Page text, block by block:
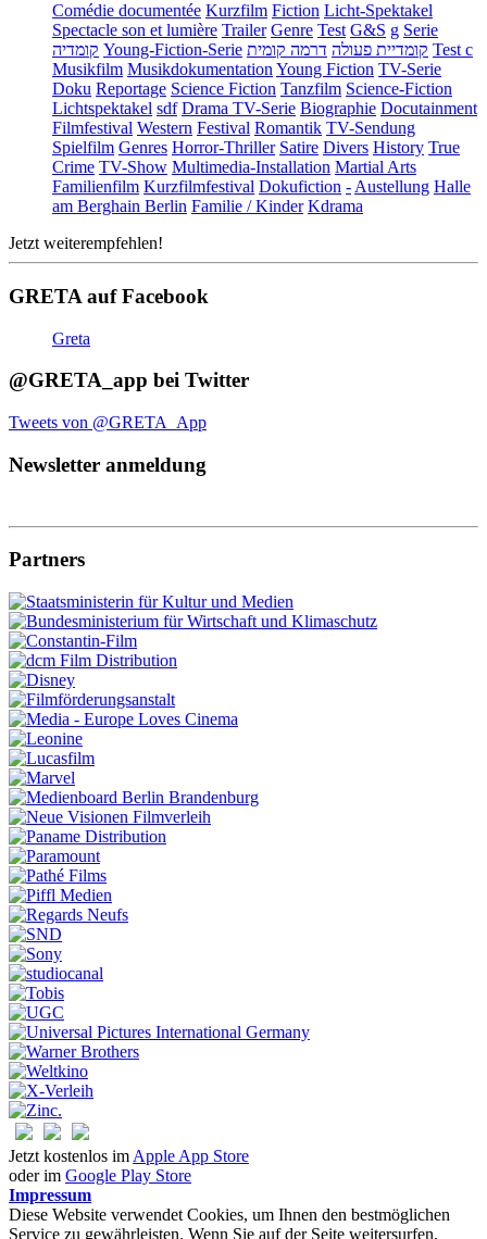
Comédie documentée Kurzfilm Fiction Licht-Spektakel
Spectacle son et lumière Trailer Genre Test G&S g Serie
קומדיה Young-Fiction-Serie קומדיית פעולה דרמה קומית
Test c
Musikfilm Musikdokumentation Young Fiction TV-Serie
Doku Reportage Science Fiction Tanzfilm Science-Fiction
Lichtspektakel sdf Drama TV-Serie Biographie Docutainment
Filmfestival Western Festival Romantik TV-Sendung
Spielfilm Genres Horror-Thriller Satire Divers History True
Crime TV-Show Multimedia-Installation Martial Arts
Familienfilm Kurzfilmfestival Dokufiction - Austellung Halle
am Berghain Berlin Familie / Kinder Kdrama
Jetzt weiterempfehlen!
GRETA auf Facebook
Greta
@GRETA_app bei Twitter
Tweets von @GRETA_App
Newsletter anmeldung
Partners
Jetzt kostenlos im Apple App Store
oder im Google Play Store
Impressum
Diese Website verwendet Cookies, um Ihnen den bestmöglichen
Service zu gewährleisten. Wenn Sie auf der Seite weitersurfen,